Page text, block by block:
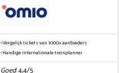
• Vergelijk tickets van 1000+ aanbieders
• Handige internationale treinplanner
Goed: 4,4/5